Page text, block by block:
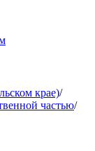
крае)/
частью/